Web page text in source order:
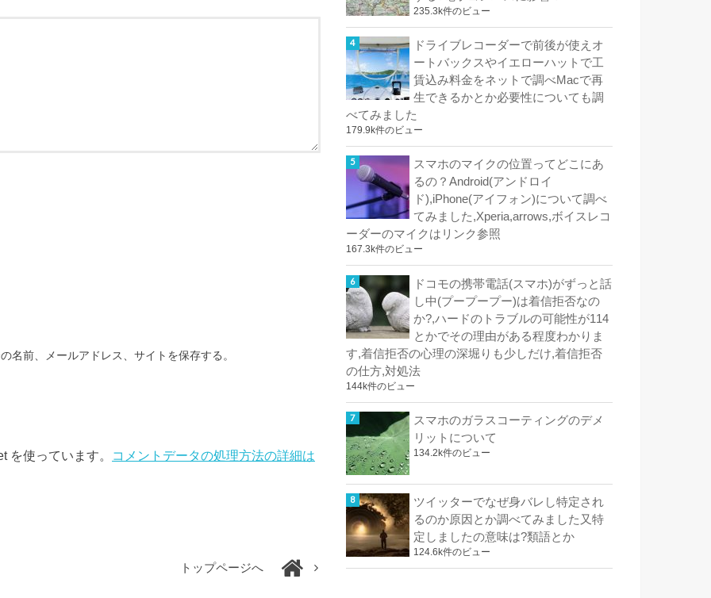
名前、メールアドレス、サイトを保存する。
を使っています。 コメントデータの処理方法の詳細は
トップページへ
235.3k件のビュー
ドライブレコーダーで前後が使えオ
ートバックスやイエローハットで工
賃込み料金をネットで調べMacで再
生できるかとか必要性についても調
べてみました
179.9k件のビュー
スマホのマイクの位置ってどこにあ
るの？Android(アンドロイ
ド),iPhone(アイフォン)について調べ
てみました,Xperia,arrows,ボイスレコ
ーダーのマイクはリンク参照
167.3k件のビュー
ドコモの携帯電話(スマホ)がずっと話
し中(プープープー)は着信拒否なの
か?,ハードのトラブルの可能性が114
とかでその理由がある程度わかりま
す,着信拒否の心理の深堀りも少しだけ,着信拒否
の仕方,対処法
144k件のビュー
スマホのガラスコーティングのデメ
リットについて
134.2k件のビュー
ツイッターでなぜ身バレし特定され
るのか原因とか調べてみました又特
定しましたの意味は?類語とか
124.6k件のビュー